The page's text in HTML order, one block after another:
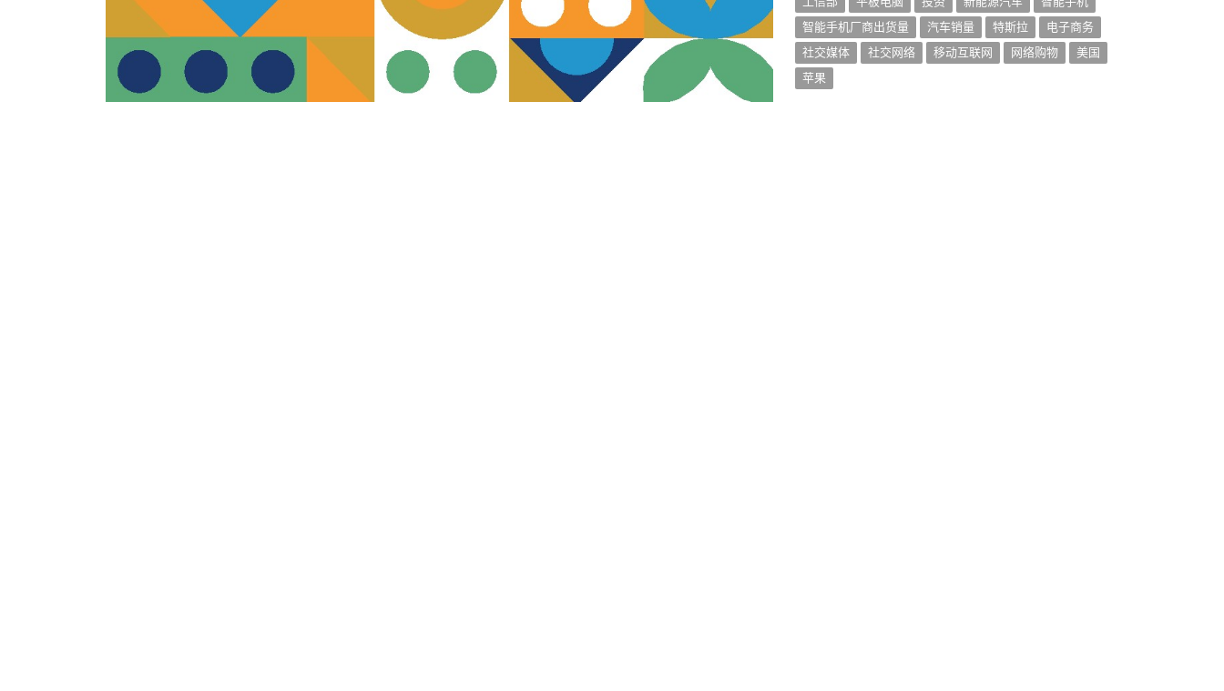
智能手机厂商出货量
汽车销量 特斯拉
电子商务
社交媒体
社交网络 移动互联网 网络购物
美国
苹果